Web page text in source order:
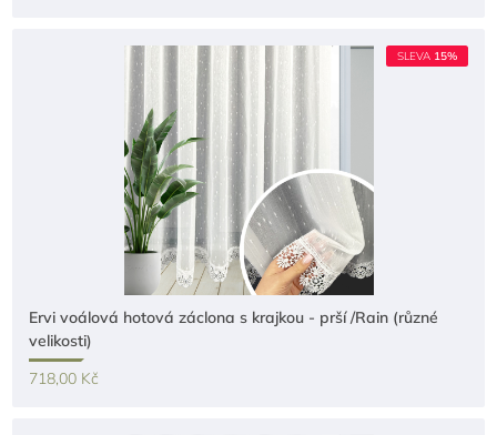
SLEVA 15%
Ervi voálová hotová záclona s krajkou - prší /Rain (různé
velikosti)
718,00 Kč